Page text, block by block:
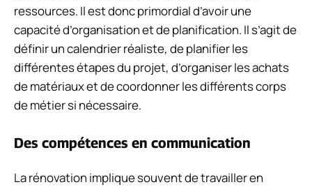
ressources. Il est donc primordial d’avoir une
capacité d’organisation et de planification. Il s’agit de
définir un calendrier réaliste, de planifier les
différentes étapes du projet, d’organiser les achats
de matériaux et de coordonner les différents corps
de métier si nécessaire.
Des compétences en communication
La rénovation implique souvent de travailler en